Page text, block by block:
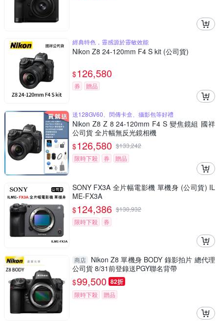
經典特色，靈感源於靈敏效能
Nikon Z8 24-120mm F4 S kit (公司貨)
$126,580
券 贈品
送128GV60、閃傳卡盒、攝影包等好禮
Nikon Z8 Z 8 24-120mm F4 S 變焦鏡組 國祥
公司貨 全片幅無反光鏡相機
$126,580 $133,242
限時下殺
券 贈品
SONY FX3A 全片幅電影機 單機身 (公司貨) IL
ME-FX3A
$124,386 $130,932
限時下殺
券
商店
Nikon Z8 單機身 BODY 錄影拍片 總代理
公司貨 8/31前登錄送PGY聯名背帶
$99,500 82折
限時下殺 贈品